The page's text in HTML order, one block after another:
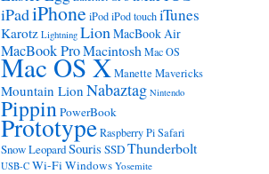
iPadiPhone iPod iPod touch iTunes
Karotz Lightning LionMacBook Air
MacBook ProMacintosh Mac OS
Mac OS X Manette Mavericks
Mountain Lion Nabaztag Nintendo
PippinPowerBook
Prototype Raspberry Pi Safari
Snow LeopardSouris SSDThunderbolt
USB-C Wi-FiWindows Yosemite